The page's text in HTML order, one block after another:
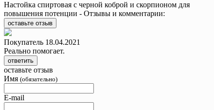
Настойка спиртовая с черной коброй и скорпионом для
повышения потенции - Отзывы и комментарии:
оставьте отзыв
Покупатель 18.04.2021
Реально помогает.
ответить
оставьте отзыв
Имя (обязательно)
E-mail